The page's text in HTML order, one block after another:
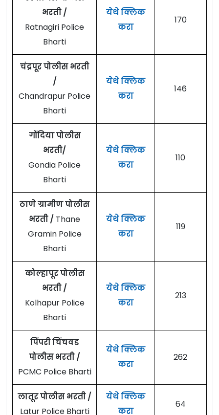
भरती /
Ratnagiri Police
Bharti
येथे क्लिक
करा
170
चंद्रपूर पोलीस भरती
/
Chandrapur Police
Bharti
येथे क्लिक
करा
146
गोंदिया पोलीस
भरती/
Gondia Police
Bharti
येथे क्लिक
करा
110
ठाणे ग्रामीण पोलीस
भरती / Thane
Gramin Police
Bharti
येथे क्लिक
करा
119
कोल्हापूर पोलीस
भरती /
Kolhapur Police
Bharti
येथे क्लिक
करा
213
पिंपरी चिंचवड
पोलीस भरती /
PCMC Police Bharti
येथे क्लिक
करा
262
लातूर पोलीस भरती /
Latur Police Bharti
येथे क्लिक
करा
64